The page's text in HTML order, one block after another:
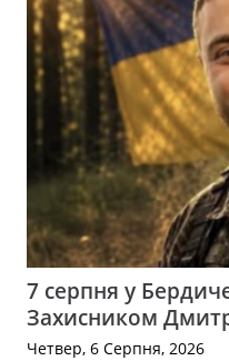
7 серпня у
Захисником
Четвер, 6 Серпня, 2026